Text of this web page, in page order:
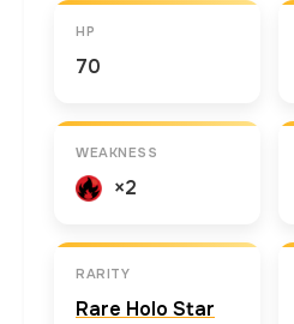
HP
70
WEAKNESS
×2
RARITY
Rare Holo Star